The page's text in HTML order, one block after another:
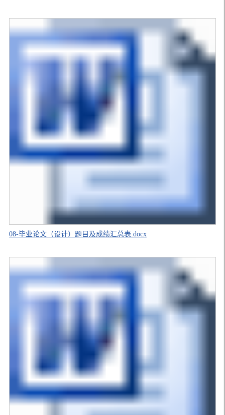
08-毕业论文（设计）题目及成绩汇总表.docx